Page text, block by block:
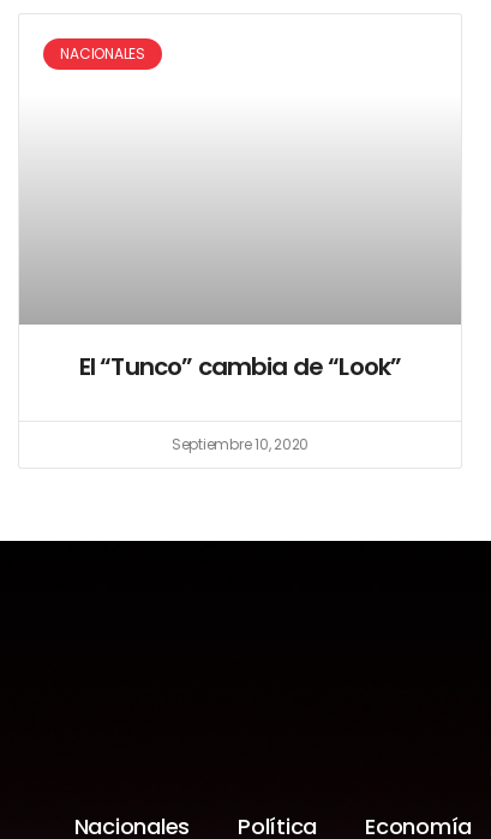
NACIONALES
El “Tunco” cambia de “Look”
Septiembre 10, 2020
Nacionales Política Economía